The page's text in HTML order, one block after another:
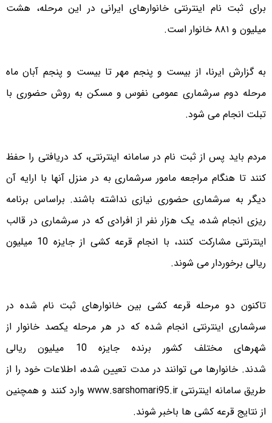
برای ثبت نام اینترنتی خانوارهای ایرانی در این مرحله، هشت
میلیون و ٨٨١ خانوار است.
به گزارش ایرنا، از بیست و پنجم مهر تا بیست و پنجم آبان ماه
مرحله دوم سرشماری عمومی نفوس و مسکن به روش حضوری با
تبلت انجام می شود.
مردم باید پس از ثبت نام در سامانه اینترنتی، کد دریافتی را حفظ
کنند تا هنگام مراجعه مامور سرشماری به در منزل آنها با ارایه آن
دیگر به سرشماری حضوری نیازی نداشته باشند. براساس برنامه
ریزی انجام شده، یک هزار نفر از افرادی که در سرشماری در قالب
اینترنتی مشارکت کنند، با انجام قرعه کشی از جایزه 10 میلیون
ریالی برخوردار می شوند.
تاکنون دو مرحله قرعه کشی بین خانوارهای ثبت نام شده در
سرشماری اینترنتی انجام شده که در هر مرحله یکصد خانوار از
شهرهای مختلف کشور برنده جایزه 10 میلیون ریالی
شدند. خانوارها می توانند در مدت تعیین شده، اطلاعات خود را از
طریق سامانه اینترنتی www.sarshomari95.ir وارد کنند و همچنین
از نتایج قرعه کشی ها باخبر شوند.